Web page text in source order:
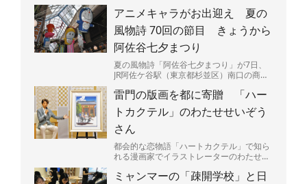
アニメキャラがお出迎え 夏の
風物詩 70回の節目 きょうから
阿佐谷七夕まつり
夏の風物詩「阿佐谷七夕まつり」が7日、
JR阿佐ケ谷駅（東京都杉並区）南口の商店
る。今年で70回目の...
雷門の版画を都に寄贈 「ハー
トカクテル」のわたせせいぞう
さん
都会的な恋物語「ハートカクテル」で知ら
れる漫画家でイラストレーターのわたせせ
雷門を描いた版画「...
ミャンマーの「疎開学校」と日